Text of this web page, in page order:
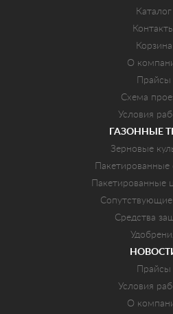
Каталог
Корзина
О
Прайсы
Схема
Условия
ГАЗОННЫЕ
Зерновые
Пакетированные
Средства
Прайсы
Условия
О